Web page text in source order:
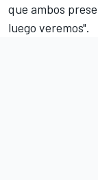
que ambos
luego veremos".